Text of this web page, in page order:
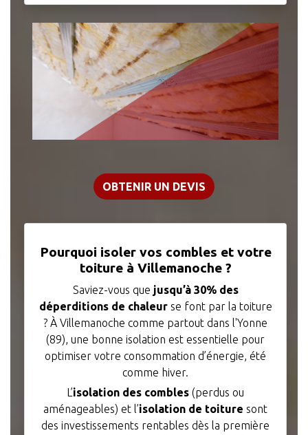
OBTENIR UN DEVIS
Pourquoi isoler vos combles et votre
toiture à Villemanoche ?
Saviez-vous que jusqu’à 30% des
déperditions de chaleurse font par la toiture
? À Villemanoche comme partout dans l'Yonne
(89), une bonne isolation est essentielle pour
optimiser votre consommation d’énergie, été
comme hiver.
L’isolation des combles (perdus ou
aménageables) et l’isolation de toiture sont
des investissements rentables dès la première